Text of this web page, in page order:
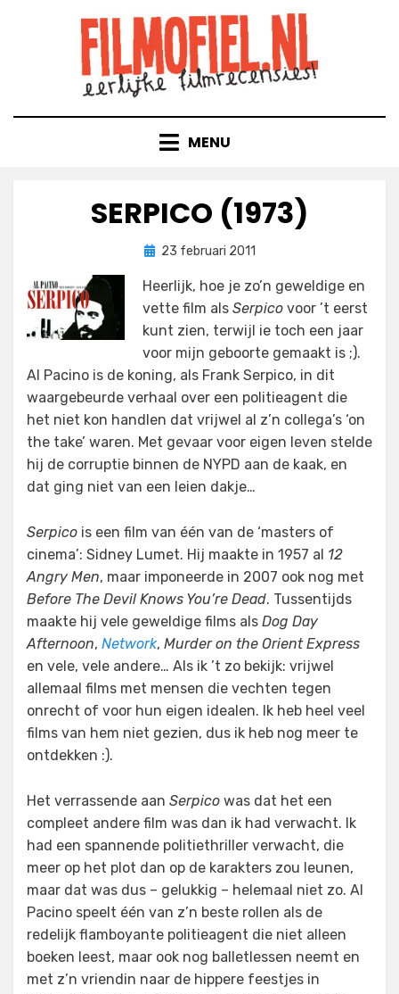
MENU
SERPICO (1973)
doorFilmofiel.nl
Geplaatst
23 februari 2011
Heerlijk, hoe je zo’n geweldige en
vette film als Serpico voor ’t eerst
kunt zien, terwijl ie toch een jaar
voor mijn geboorte gemaakt is ;).
Al Pacino is de koning, als Frank Serpico, in dit
waargebeurde verhaal over een politieagent die
het niet kon handlen dat vrijwel al z’n collega’s ‘on
the take’ waren. Met gevaar voor eigen leven stelde
hij de corruptie binnen de NYPD aan de kaak, en
dat ging niet van een leien dakje…
Serpico is een film van één van de ‘masters of
cinema’: Sidney Lumet. Hij maakte in 1957 al 12
Angry Men, maar imponeerde in 2007 ook nog met
Before The Devil Knows You’re Dead. Tussentijds
maakte hij vele geweldige films als Dog Day
Afternoon, Network, Murder on the Orient Express
en vele, vele andere… Als ik ’t zo bekijk: vrijwel
allemaal films met mensen die vechten tegen
onrecht of voor hun eigen idealen. Ik heb heel veel
films van hem niet gezien, dus ik heb nog meer te
ontdekken :).
Het verrassende aan Serpico was dat het een
compleet andere film was dan ik had verwacht. Ik
had een spannende politiethriller verwacht, die
meer op het plot dan op de karakters zou leunen,
maar dat was dus – gelukkig – helemaal niet zo. Al
Pacino speelt één van z’n beste rollen als de
redelijk flamboyante politieagent die niet alleen
boeken leest, maar ook nog balletlessen neemt en
met z’n vriendin naar de hippere feestjes in